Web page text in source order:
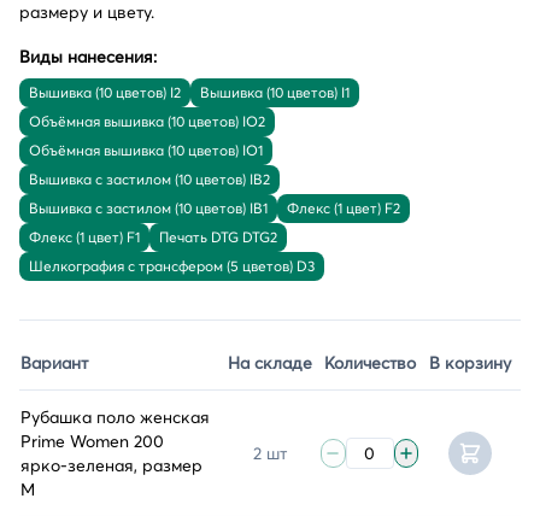
размеру и цвету.
Виды нанесения:
Вышивка (10 цветов) I2
Вышивка (10 цветов) I1
Объёмная вышивка (10 цветов) IO2
Объёмная вышивка (10 цветов) IO1
Вышивка с застилом (10 цветов) IB2
Вышивка с застилом (10 цветов) IB1
Флекс (1 цвет) F2
Флекс (1 цвет) F1
Печать DTG DTG2
Шелкография с трансфером (5 цветов) D3
Вариант На складе Количество В корзину
Рубашка поло женская
Prime Women 200
ярко-зеленая, размер
M
2 шт